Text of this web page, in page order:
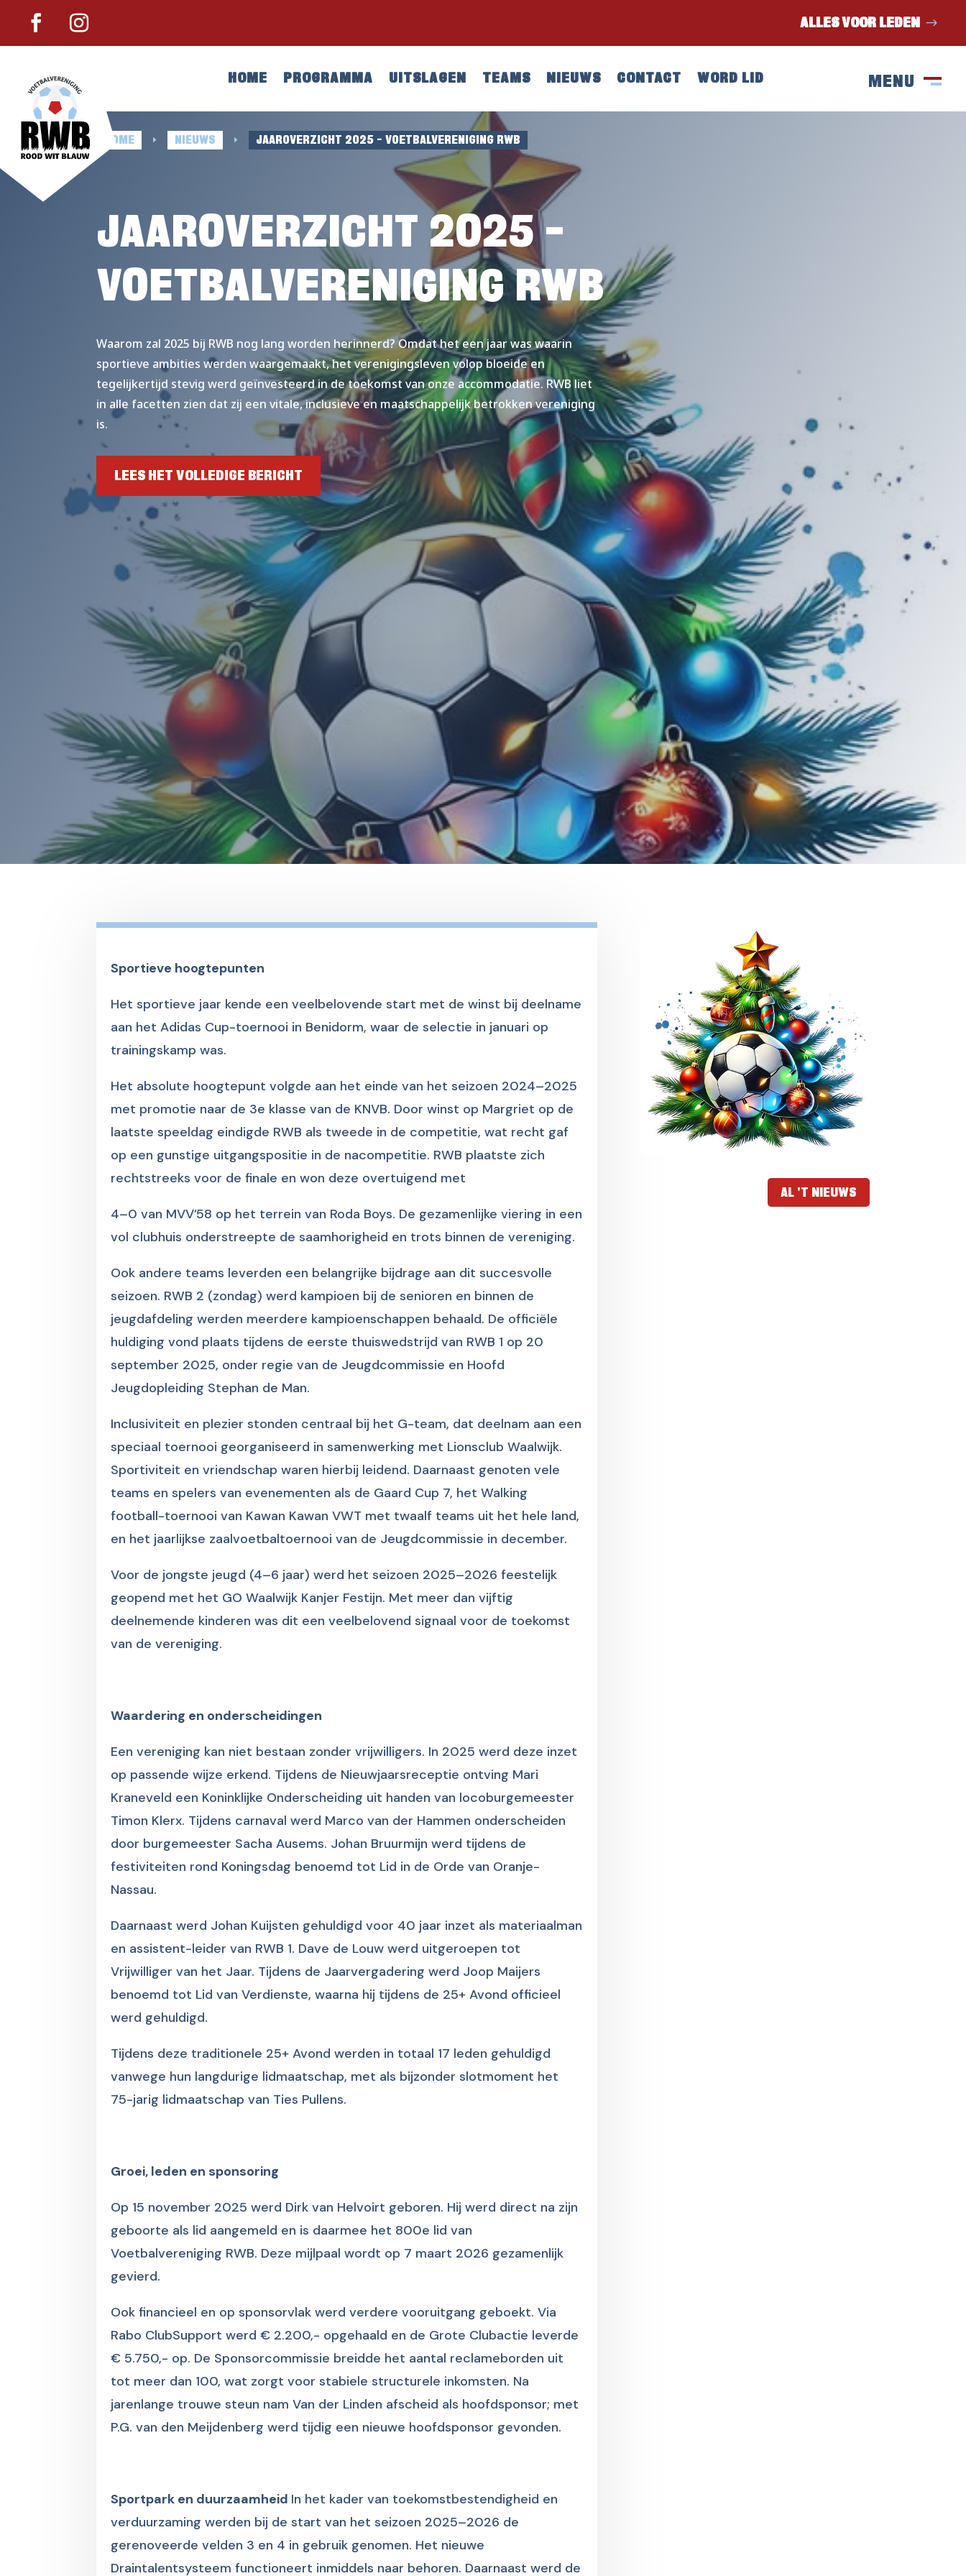
ALLES VOOR LEDEN
HOME PROGRAMMA UITSLAGEN TEAMS NIEUWS CONTACT WORD LID
MENU
SLUIT
M
HOME E NIEUWS E JAAROVERZICHT 2025 – VOETBALVERENIGING RWB
JAAROVERZICHT 2025 –
VOETBALVERENIGING RWB
Waarom zal 2025 bij RWB nog lang worden herinnerd? Omdat het een jaar was waarin
sportieve ambities werden waargemaakt, het verenigingsleven volop bloeide en
tegelijkertijd stevig werd geïnvesteerd in de toekomst van onze accommodatie. RWB liet
in alle facetten zien dat zij een vitale, inclusieve en maatschappelijk betrokken vereniging
is.
LEES HET VOLLEDIGE BERICHT
Sportieve hoogtepunten
Het sportieve jaar kende een veelbelovende start met de winst bij deelname
aan het Adidas Cup-toernooi in Benidorm, waar de selectie in januari op
trainingskamp was.
Het absolute hoogtepunt volgde aan het einde van het seizoen 2024–2025
met promotie naar de 3e klasse van de KNVB. Door winst op Margriet op de
laatste speeldag eindigde RWB als tweede in de competitie, wat recht gaf
op een gunstige uitgangspositie in de nacompetitie. RWB plaatste zich
rechtstreeks voor de finale en won deze overtuigend met
4–0 van MVV’58 op het terrein van Roda Boys. De gezamenlijke viering in een
vol clubhuis onderstreepte de saamhorigheid en trots binnen de vereniging.
Ook andere teams leverden een belangrijke bijdrage aan dit succesvolle
seizoen. RWB 2 (zondag) werd kampioen bij de senioren en binnen de
jeugdafdeling werden meerdere kampioenschappen behaald. De officiële
huldiging vond plaats tijdens de eerste thuiswedstrijd van RWB 1 op 20
september 2025, onder regie van de Jeugdcommissie en Hoofd
Jeugdopleiding Stephan de Man.
Inclusiviteit en plezier stonden centraal bij het G-team, dat deelnam aan een
speciaal toernooi georganiseerd in samenwerking met Lionsclub Waalwijk.
Sportiviteit en vriendschap waren hierbij leidend. Daarnaast genoten vele
teams en spelers van evenementen als de Gaard Cup 7, het Walking
football-toernooi van Kawan Kawan VWT met twaalf teams uit het hele land,
en het jaarlijkse zaalvoetbaltoernooi van de Jeugdcommissie in december.
Voor de jongste jeugd (4–6 jaar) werd het seizoen 2025–2026 feestelijk
geopend met het GO Waalwijk Kanjer Festijn. Met meer dan vijftig
deelnemende kinderen was dit een veelbelovend signaal voor de toekomst
van de vereniging.
Waardering en onderscheidingen
Een vereniging kan niet bestaan zonder vrijwilligers. In 2025 werd deze inzet
op passende wijze erkend. Tijdens de Nieuwjaarsreceptie ontving Mari
Kraneveld een Koninklijke Onderscheiding uit handen van locoburgemeester
Timon Klerx. Tijdens carnaval werd Marco van der Hammen onderscheiden
door burgemeester Sacha Ausems. Johan Bruurmijn werd tijdens de
festiviteiten rond Koningsdag benoemd tot Lid in de Orde van Oranje-
Nassau.
Daarnaast werd Johan Kuijsten gehuldigd voor 40 jaar inzet als materiaalman
en assistent-leider van RWB 1. Dave de Louw werd uitgeroepen tot
Vrijwilliger van het Jaar. Tijdens de Jaarvergadering werd Joop Maijers
benoemd tot Lid van Verdienste, waarna hij tijdens de 25+ Avond officieel
werd gehuldigd.
Tijdens deze traditionele 25+ Avond werden in totaal 17 leden gehuldigd
vanwege hun langdurige lidmaatschap, met als bijzonder slotmoment het
75-jarig lidmaatschap van Ties Pullens.
Groei, leden en sponsoring
Op 15 november 2025 werd Dirk van Helvoirt geboren. Hij werd direct na zijn
geboorte als lid aangemeld en is daarmee het 800e lid van
Voetbalvereniging RWB. Deze mijlpaal wordt op 7 maart 2026 gezamenlijk
gevierd.
Ook financieel en op sponsorvlak werd verdere vooruitgang geboekt. Via
Rabo ClubSupport werd € 2.200,- opgehaald en de Grote Clubactie leverde
€ 5.750,- op. De Sponsorcommissie breidde het aantal reclameborden uit
tot meer dan 100, wat zorgt voor stabiele structurele inkomsten. Na
jarenlange trouwe steun nam Van der Linden afscheid als hoofdsponsor; met
P.G. van den Meijdenberg werd tijdig een nieuwe hoofdsponsor gevonden.
Sportpark en duurzaamheid In het kader van toekomstbestendigheid en
verduurzaming werden bij de start van het seizoen 2025–2026 de
gerenoveerde velden 3 en 4 in gebruik genomen. Het nieuwe
Draintalentsysteem functioneert inmiddels naar behoren. Daarnaast werd de
AL 'T NIEUWS